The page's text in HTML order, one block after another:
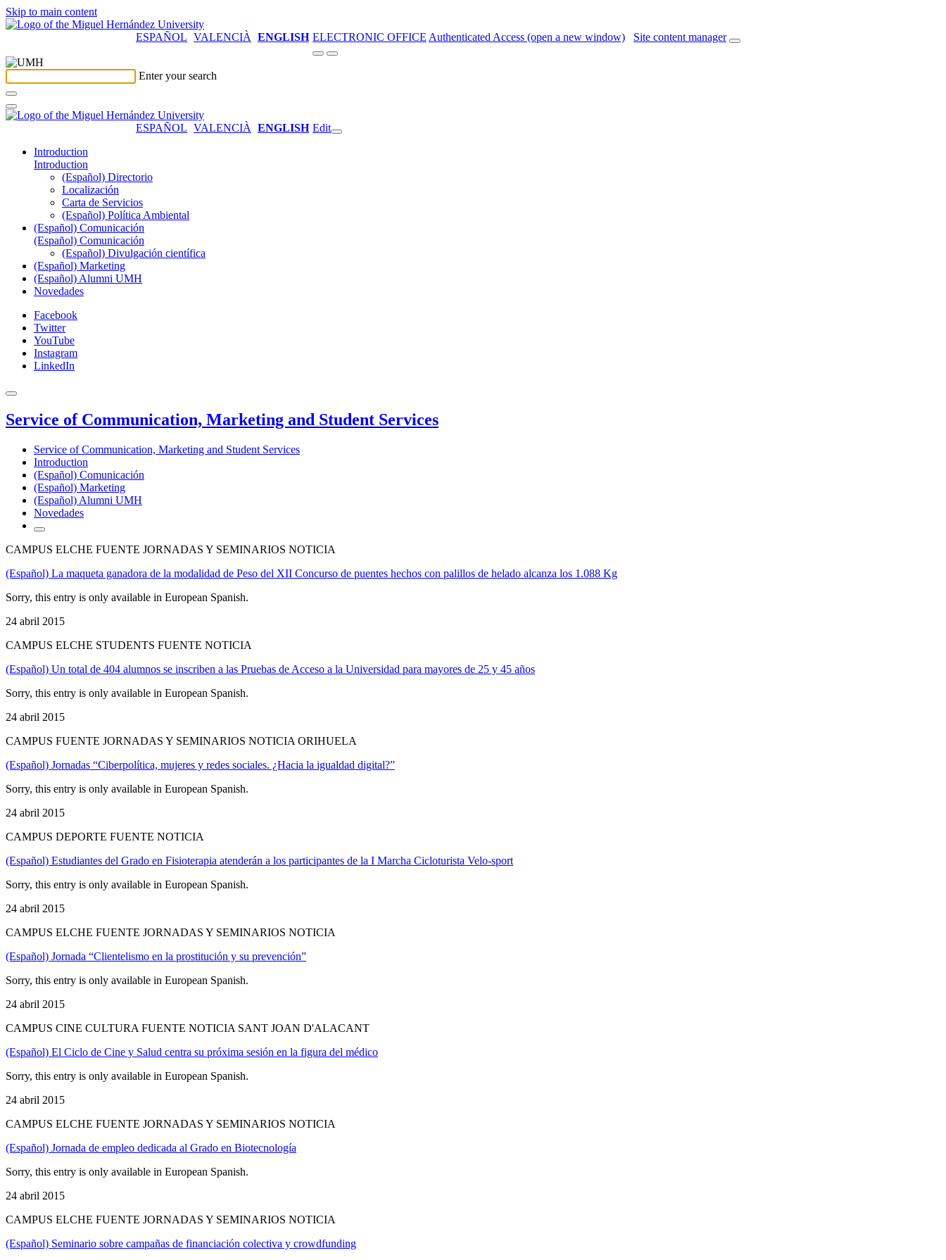
Skip to main content
ESPAÑOL VALENCIÀ ENGLISH ELECTRONIC OFFICE Authenticated Access (open a new window) Site content manager
Enter your search
ESPAÑOL VALENCIÀ ENGLISH Edit
Introduction
Introduction
(Español) Directorio
Localización
Carta de Servicios
(Español) Política Ambiental
(Español) Comunicación
(Español) Comunicación
(Español) Divulgación científica
(Español) Marketing
(Español) Alumni UMH
Novedades
Facebook
Twitter
YouTube
Instagram
LinkedIn
Service of Communication, Marketing and Student Services
Service of Communication, Marketing and Student Services
Introduction
(Español) Comunicación
(Español) Marketing
(Español) Alumni UMH
Novedades
CAMPUS ELCHE FUENTE JORNADAS Y SEMINARIOS NOTICIA
(Español) La maqueta ganadora de la modalidad de Peso del XII Concurso de puentes hechos con palillos de helado alcanza los 1.088 Kg
Sorry, this entry is only available in European Spanish.
24 abril 2015
CAMPUS ELCHE STUDENTS FUENTE NOTICIA
(Español) Un total de 404 alumnos se inscriben a las Pruebas de Acceso a la Universidad para mayores de 25 y 45 años
Sorry, this entry is only available in European Spanish.
24 abril 2015
CAMPUS FUENTE JORNADAS Y SEMINARIOS NOTICIA ORIHUELA
(Español) Jornadas “Ciberpolítica, mujeres y redes sociales. ¿Hacia la igualdad digital?”
Sorry, this entry is only available in European Spanish.
24 abril 2015
CAMPUS DEPORTE FUENTE NOTICIA
(Español) Estudiantes del Grado en Fisioterapia atenderán a los participantes de la I Marcha Cicloturista Velo-sport
Sorry, this entry is only available in European Spanish.
24 abril 2015
CAMPUS ELCHE FUENTE JORNADAS Y SEMINARIOS NOTICIA
(Español) Jornada “Clientelismo en la prostitución y su prevención”
Sorry, this entry is only available in European Spanish.
24 abril 2015
CAMPUS CINE CULTURA FUENTE NOTICIA SANT JOAN D'ALACANT
(Español) El Ciclo de Cine y Salud centra su próxima sesión en la figura del médico
Sorry, this entry is only available in European Spanish.
24 abril 2015
CAMPUS ELCHE FUENTE JORNADAS Y SEMINARIOS NOTICIA
(Español) Jornada de empleo dedicada al Grado en Biotecnología
Sorry, this entry is only available in European Spanish.
24 abril 2015
CAMPUS ELCHE FUENTE JORNADAS Y SEMINARIOS NOTICIA
(Español) Seminario sobre campañas de financiación colectiva y crowdfunding